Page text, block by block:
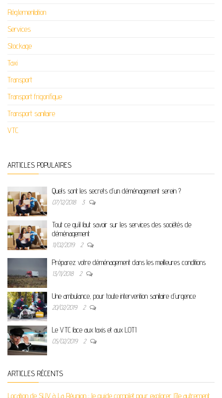
Réglementation
Services
Stockage
Taxi
Transport
Transport frigorifique
Transport sanitaire
VTC
ARTICLES POPULAIRES
Quels sont les secrets d’un déménagement serein ?
07/12/2018 3
Tout ce qu’il faut savoir sur les services des sociétés de
déménagement
11/02/2019 2
Préparez votre déménagement dans les meilleures conditions
13/11/2018 2
Une ambulance, pour toute intervention sanitaire d’urgence
20/02/2019 2
Le VTC face aux taxis et aux LOTI
05/02/2019 2
ARTICLES RÉCENTS
Location de SUV à La Réunion : le guide complet pour explorer l’île autrement